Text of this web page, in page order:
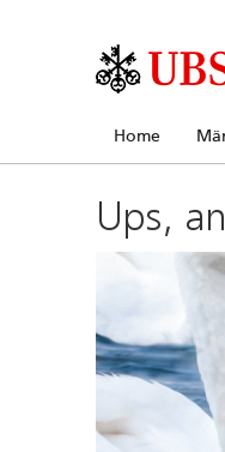
Home
Ups,